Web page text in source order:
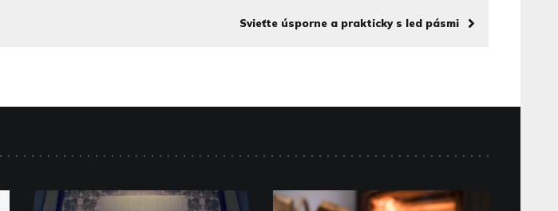
Svieťte úsporne a prakticky s led pásmi